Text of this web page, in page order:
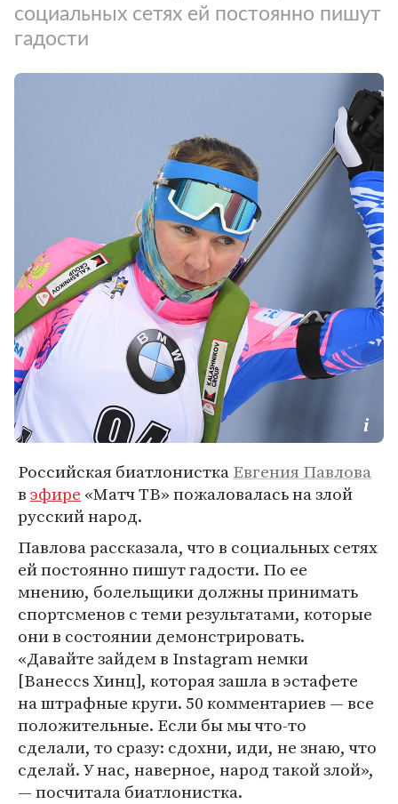
социальных сетях ей постоянно пишут
гадости
Российская биатлонисткаЕвгения Павлова
вэфире «Матч ТВ» пожаловалась на злой
русский народ.
Павлова рассказала, что в социальных сетях
ей постоянно пишут гадости. По ее
мнению, болельщики должны принимать
спортсменов с теми результатами, которые
они в состоянии демонстрировать.
«Давайте зайдем в Instagram немки
[Ванессs Хинц], которая зашла в эстафете
на штрафные круги. 50 комментариев — все
положительные. Если бы мы что-то
сделали, то сразу: сдохни, иди, не знаю, что
сделай. У нас, наверное, народ такой злой»,
— посчитала биатлонистка.